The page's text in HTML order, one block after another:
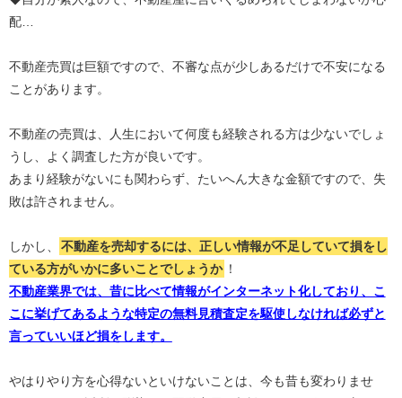
配…
不動産売買は巨額ですので、不審な点が少しあるだけで不安になる
ことがあります。
不動産の売買は、人生において何度も経験される方は少ないでしょ
うし、よく調査した方が良いです。
あまり経験がないにも関わらず、たいへん大きな金額ですので、失
敗は許されません。
しかし、
不動産を売却するには、正しい情報が不足していて損をし
ている方がいかに多いことでしょうか ！
不動産業界では、昔に比べて情報がインターネット化しており、こ
こに挙げてあるような特定の無料見積査定を駆使しなければ必ずと
言っていいほど損をします。
やはりやり方を心得ないといけないことは、今も昔も変わりませ